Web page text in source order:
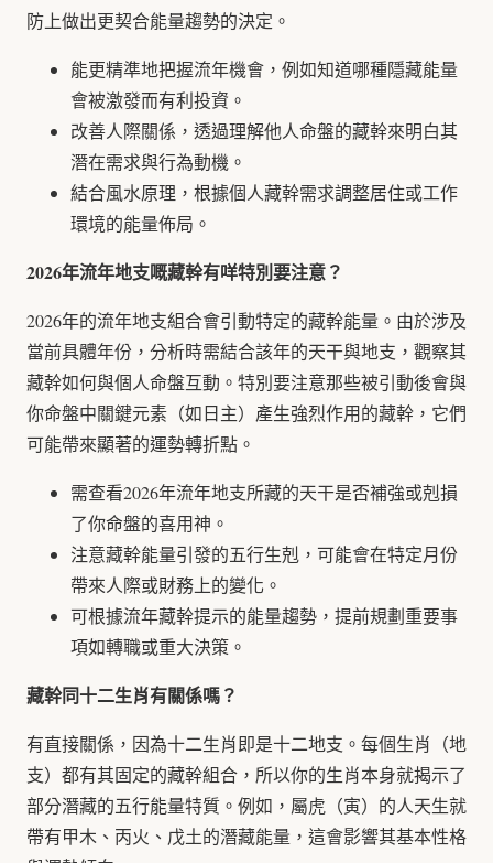
防上做出更契合能量趨勢的決定。
能更精準地把握流年機會，例如知道哪種隱藏能量
會被激發而有利投資。
改善人際關係，透過理解他人命盤的藏幹來明白其
潛在需求與行為動機。
結合風水原理，根據個人藏幹需求調整居住或工作
環境的能量佈局。
2026年流年地支嘅藏幹有咩特別要注意？
2026年的流年地支組合會引動特定的藏幹能量。由於涉及
當前具體年份，分析時需結合該年的天干與地支，觀察其
藏幹如何與個人命盤互動。特別要注意那些被引動後會與
你命盤中關鍵元素（如日主）產生強烈作用的藏幹，它們
可能帶來顯著的運勢轉折點。
需查看2026年流年地支所藏的天干是否補強或剋損
了你命盤的喜用神。
注意藏幹能量引發的五行生剋，可能會在特定月份
帶來人際或財務上的變化。
可根據流年藏幹提示的能量趨勢，提前規劃重要事
項如轉職或重大決策。
藏幹同十二生肖有關係嗎？
有直接關係，因為十二生肖即是十二地支。每個生肖（地
支）都有其固定的藏幹組合，所以你的生肖本身就揭示了
部分潛藏的五行能量特質。例如，屬虎（寅）的人天生就
帶有甲木、丙火、戊土的潛藏能量，這會影響其基本性格